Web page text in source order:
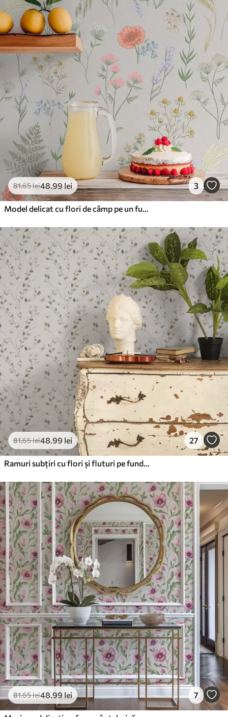
81.65lei48.99 lei 3
Model delicat cu flori de câmp pe un fundal deschis
81.65lei48.99 lei 27
Ramuri subțiri cu flori și fluturi pe fundal alb
81.65lei48.99 lei 7